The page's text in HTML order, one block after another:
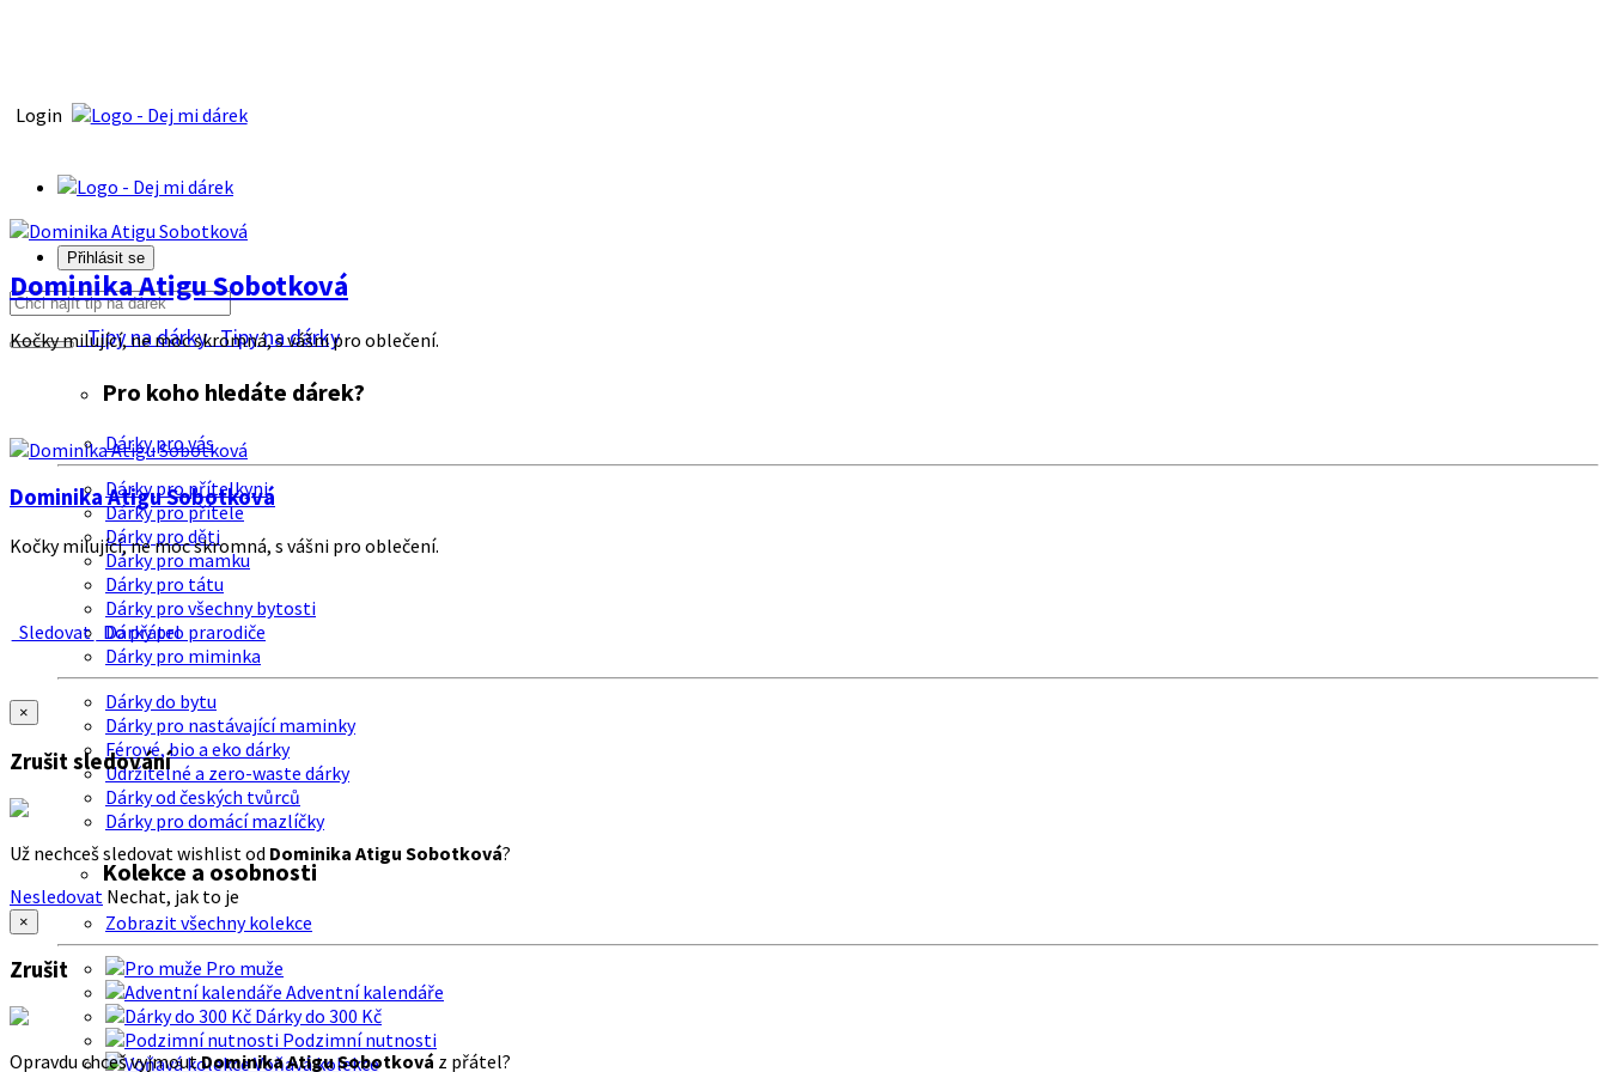
Login
Přihlásit se
Tipy na dárkyTipy na dárky
Pro koho hledáte dárek?
Dárky pro vás
Dárky pro přítelkyni
Dárky pro přítele
Dárky pro děti
Dárky pro mamku
Dárky pro tátu
Dárky pro všechny bytosti
Dárky pro prarodiče
Dárky pro miminka
Dárky do bytu
Dárky pro nastávající maminky
Férové, bio a eko dárky
Udržitelné a zero-waste dárky
Dárky od českých tvůrců
Dárky pro domácí mazlíčky
Kolekce a osobnosti
Zobrazit všechny kolekce
Pro muže
Adventní kalendáře
Dárky do 300 Kč
Podzimní nutnosti
Voňavá kolekce
Dominika Atigu Sobotková
Kočky milující, ne moc skromná, s vášni pro oblečení.
Dominika Atigu Sobotková
Kočky milující, ne moc skromná, s vášni pro oblečení.
Sledovat Do přátel
×
Zrušit sledování
Už nechceš sledovat wishlist od Dominika Atigu Sobotková?
Nesledovat Nechat, jak to je
×
Zrušit
Opravdu chceš vyjmoutDominika Atigu Sobotková z přátel?